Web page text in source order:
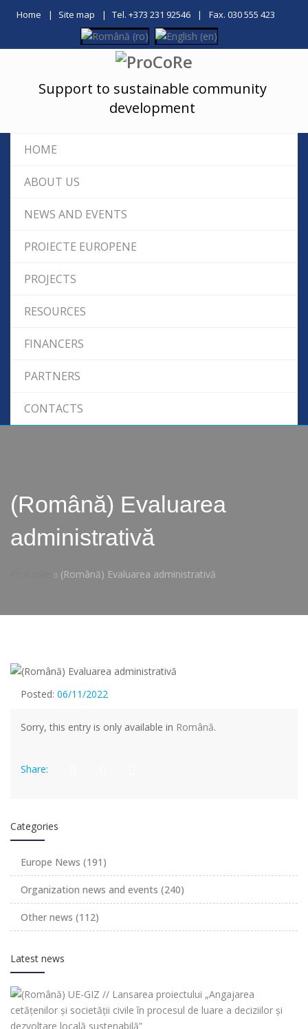
Home Site map Tel. +373 231 92546 Fax. 030 555 423
Support to sustainable community
development
HOME
ABOUT US
NEWS AND EVENTS
PROIECTE EUROPENE
PROJECTS
RESOURCES
FINANCERS
PARTNERS
CONTACTS
(Română) Evaluarea
administrativă
(Română) Evaluarea administrativă
Posted: 06/11/2022
Sorry, this entry is only available in Română.
Share:
Categories
Europe News (191)
Organization news and events (240)
Other news (112)
Latest news